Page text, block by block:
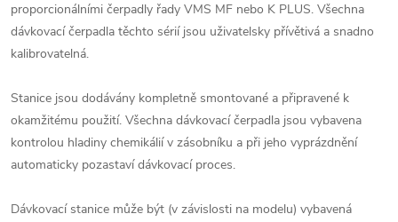
proporcionálními čerpadly řady VMS MF nebo K PLUS. Všechna
dávkovací čerpadla těchto sérií jsou uživatelsky přívětivá a snadno
kalibrovatelná.
Stanice jsou dodávány kompletně smontované a připravené k
okamžitému použití. Všechna dávkovací čerpadla jsou vybavena
kontrolou hladiny chemikálií v zásobníku a při jeho vyprázdnění
automaticky pozastaví dávkovací proces.
Dávkovací stanice může být (v závislosti na modelu) vybavená